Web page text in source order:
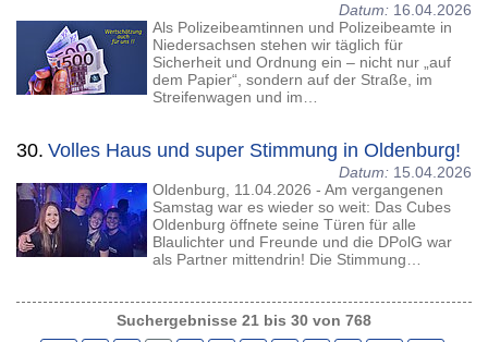
Datum: 16.04.2026
Als Polizeibeamtinnen und Polizeibeamte in
Niedersachsen stehen wir täglich für
Sicherheit und Ordnung ein – nicht nur „auf
dem Papier“, sondern auf der Straße, im
Streifenwagen und im…
30. Volles Haus und super Stimmung in Oldenburg!
Datum: 15.04.2026
Oldenburg, 11.04.2026 - Am vergangenen
Samstag war es wieder so weit: Das Cubes
Oldenburg öffnete seine Türen für alle
Blaulichter und Freunde und die DPolG war
als Partner mittendrin! Die Stimmung…
Suchergebnisse 21 bis 30 von 768